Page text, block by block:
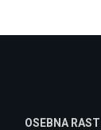
OSEBNA RAST